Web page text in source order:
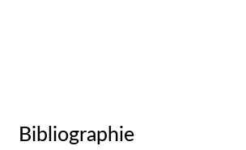
Bibliographie